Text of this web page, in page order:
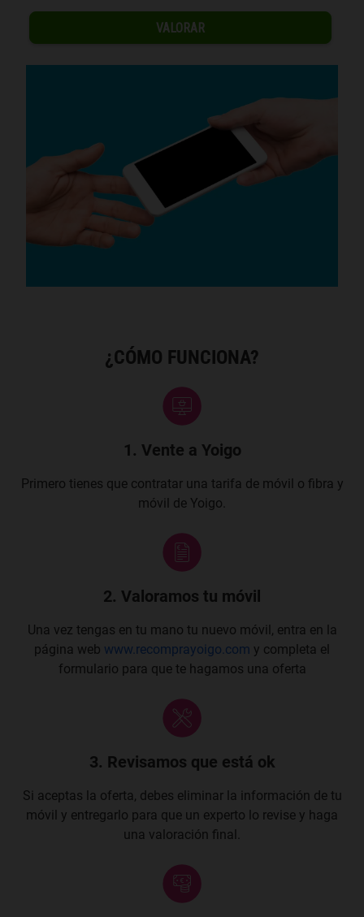
¿CÓMO FUNCIONA?
1. Vente a Yoigo
Primero tienes que contratar una tarifa de móvil o fibra y
móvil de Yoigo.
2. Valoramos tu móvil
Una vez tengas en tu mano tu nuevo móvil, entra en la
página web www.recomprayoigo.com y completa el
formulario para que te hagamos una oferta
3. Revisamos que está ok
Si aceptas la oferta, debes eliminar la información de tu
móvil y entregarlo para que un experto lo revise y haga
una valoración final.